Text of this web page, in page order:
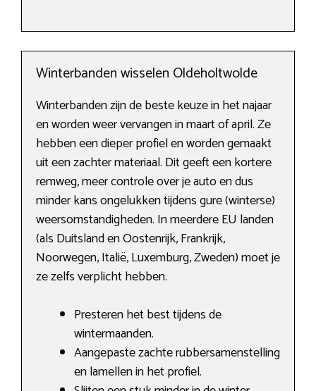
Winterbanden wisselen Oldeholtwolde
Winterbanden zijn de beste keuze in het najaar
en worden weer vervangen in maart of april. Ze
hebben een dieper profiel en worden gemaakt
uit een zachter materiaal. Dit geeft een kortere
remweg, meer controle over je auto en dus
minder kans ongelukken tijdens gure (winterse)
weersomstandigheden. In meerdere EU landen
(als Duitsland en Oostenrijk, Frankrijk,
Noorwegen, Italië, Luxemburg, Zweden) moet je
ze zelfs verplicht hebben.
Presteren het best tijdens de
wintermaanden.
Aangepaste zachte rubbersamenstelling
en lamellen in het profiel.